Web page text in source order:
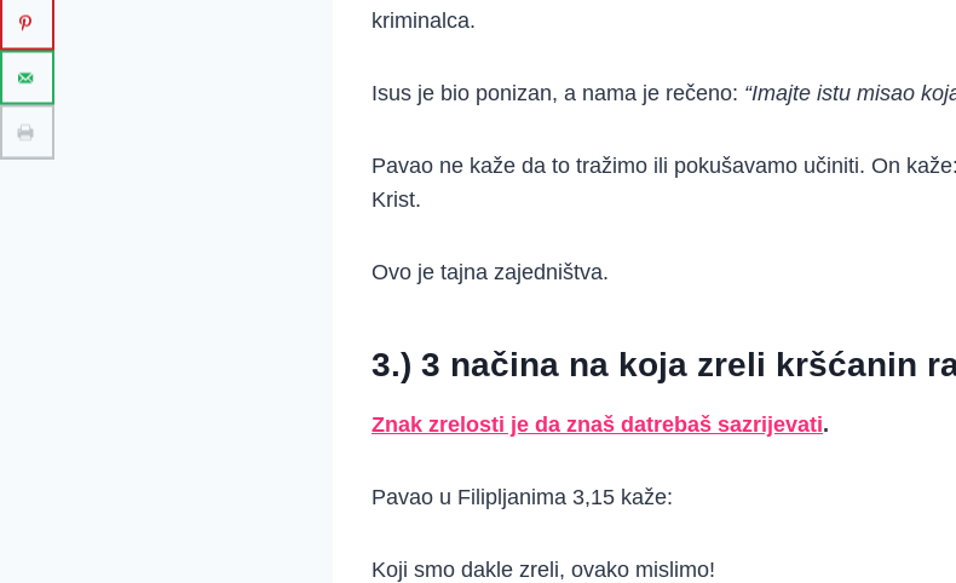
kriminalca.
Isus je bio ponizan, a nama je rečeno: “Imajte istu misao
Pavao ne kaže da to tražimo ili pokušavamo učiniti. On kaže:
Krist.
Ovo je tajna zajedništva.
3.) 3 načina na koja zreli kršćanin
Znak zrelosti je da znaš datrebaš sazrijevati.
Pavao u Filipljanima 3,15 kaže:
Koji smo dakle zreli, ovako mislimo!